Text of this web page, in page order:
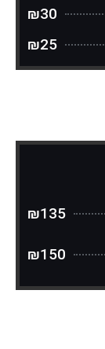
₪30
₪25
₪135
₪150